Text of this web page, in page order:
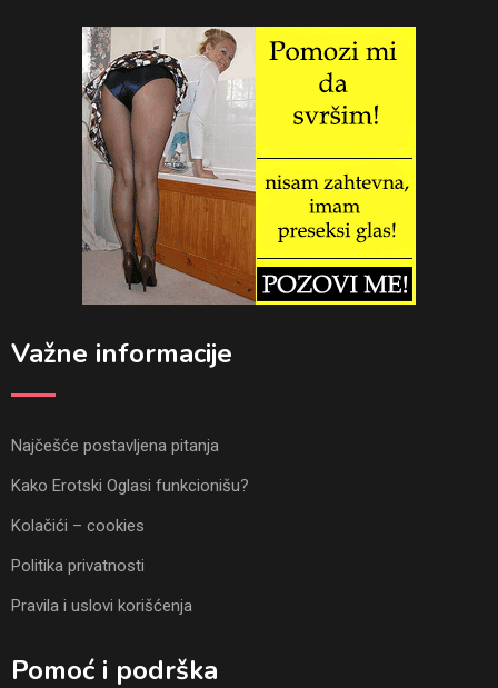
Važne informacije
Najčešće postavljena pitanja
Kako Erotski Oglasi funkcionišu?
Kolačići – cookies
Politika privatnosti
Pravila i uslovi korišćenja
Pomoć i podrška